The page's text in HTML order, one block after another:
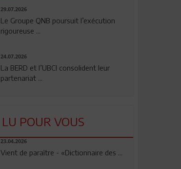
29.07.2026
Le Groupe QNB poursuit l’exécution
rigoureuse ...
24.07.2026
La BERD et l’UBCI consolident leur
partenariat ...
LU POUR VOUS
23.04.2026
Vient de paraître - «Dictionnaire des ...